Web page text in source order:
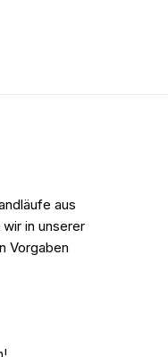
aus
in unserer
Vorgaben